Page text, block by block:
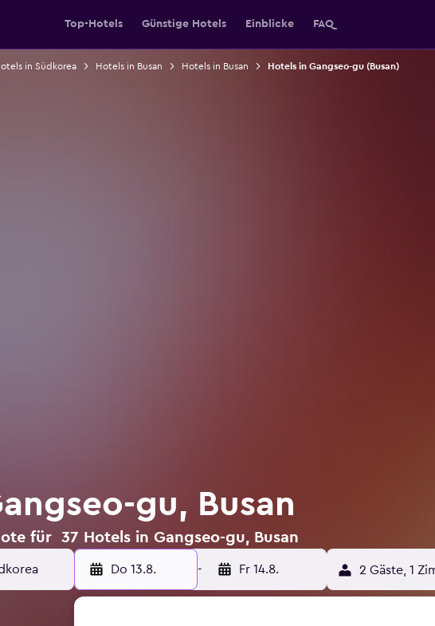
Top-Hotels Günstige Hotels Einblicke FAQ
in Südkorea Hotels in Busan Hotels in Busan Hotels in Gangseo-gu (Busan)
gu, Busan
für 37 Hotels in Gangseo-gu, Busan
Do 13.8. - Fr 14.8. 2 Gäste, 1